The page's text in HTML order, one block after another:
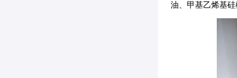
油、甲基乙烯基